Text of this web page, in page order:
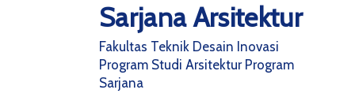
Sarjana Arsitektur
Fakultas Teknik Desain Inovasi
Program Studi Arsitektur Program
Sarjana